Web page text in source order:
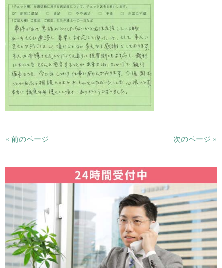
« 前のページ 次のページ »